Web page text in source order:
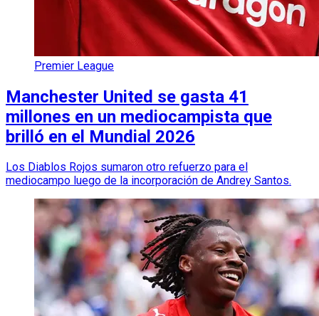
Premier League
Manchester United se gasta 41
millones en un mediocampista que
brilló en el Mundial 2026
Los Diablos Rojos sumaron otro refuerzo para el
mediocampo luego de la incorporación de Andrey Santos.